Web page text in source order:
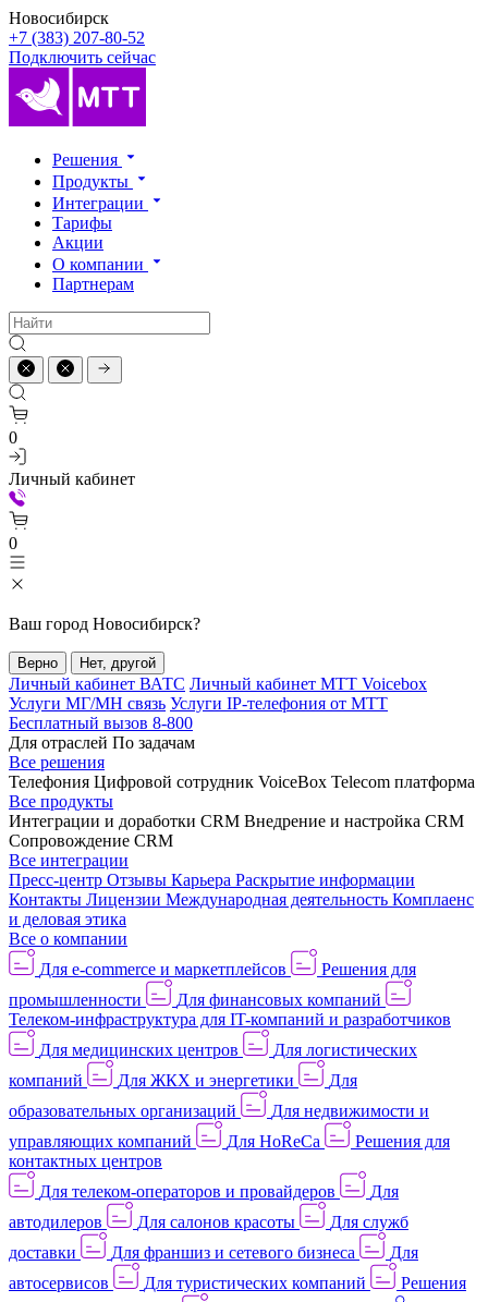
Новосибирск
+7 (383) 207-80-52
Подключить сейчас
Решения
Продукты
Интеграции
Тарифы
Акции
О компании
Партнерам
0
Личный кабинет
0
Ваш город Новосибирск?
Верно Нет, другой
Личный кабинет ВАТС Личный кабинет МТТ Voicebox
Услуги МГ/МН связь Услуги IP-телефония от МТТ
Бесплатный вызов 8-800
Для отраслей По задачам
Все решения
Телефония Цифровой сотрудник VoiceBox Telecom платформа
Все продукты
Интеграции и доработки CRM Внедрение и настройка CRM
Сопровождение CRM
Все интеграции
Пресс-центр Отзывы Карьера Раскрытие информации
Контакты Лицензии Международная деятельность Комплаенс
и деловая этика
Все о компании
Для e-commerce и маркетплейсов
Решения для
промышленности
Для финансовых компаний
Телеком-инфраструктура для IT-компаний и разработчиков
Для медицинских центров
Для логистических
компаний
Для ЖКХ и энергетики
Для
образовательных организаций
Для недвижимости и
управляющих компаний
Для HoReCa
Решения для
контактных центров
Для телеком-операторов и провайдеров
Для
автодилеров
Для салонов красоты
Для служб
доставки
Для франшиз и сетевого бизнеса
Для
автосервисов
Для туристических компаний
Решения